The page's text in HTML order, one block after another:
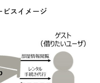
スイメージ